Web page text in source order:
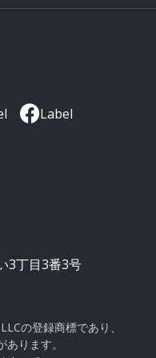
Label
3丁目3番3号
の登録商標であり、
ります。